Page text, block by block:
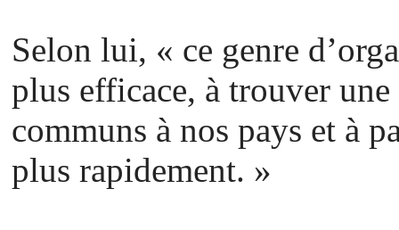
Selon lui, « ce genre
plus efficace, à trouver
communs à nos pays et à
plus rapidement. »